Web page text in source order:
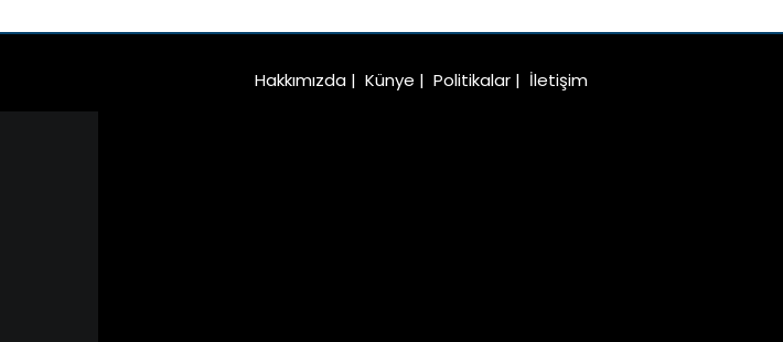
Vizyon: “Daha Güçlü,
Hakkımızda | Künye | Politikalar | İletişim